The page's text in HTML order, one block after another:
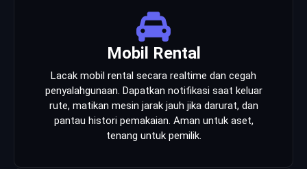
Mobil Rental
Lacak mobil rental secara realtime dan cegah
penyalahgunaan. Dapatkan notifikasi saat keluar
rute, matikan mesin jarak jauh jika darurat, dan
pantau histori pemakaian. Aman untuk aset,
tenang untuk pemilik.